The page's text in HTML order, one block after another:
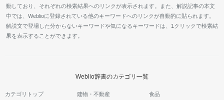
動しており、それぞれの検索結果へのリンクが表示されます。また、解説記事の本文
中では、Weblioに登録されている他のキーワードへのリンクが自動的に貼られます。
解説文で登場した分からないキーワードや気になるキーワードは、1クリックで検索結
果を表示することができます。
Weblio辞書のカテゴリ一覧
カテゴリトップ 建物・不動産 食品